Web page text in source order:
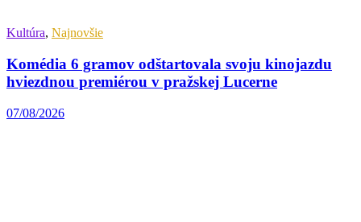
Kultúra, Najnovšie
Komédia 6 gramov odštartovala svoju kinojazdu
hviezdnou premiérou v pražskej Lucerne
07/08/2026